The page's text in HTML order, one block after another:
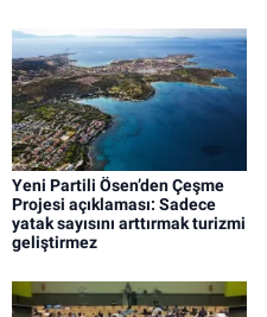
Yeni Partili Ösen’den Çeşme
Projesi açıklaması: Sadece
yatak sayısını arttırmak turizmi
geliştirmez